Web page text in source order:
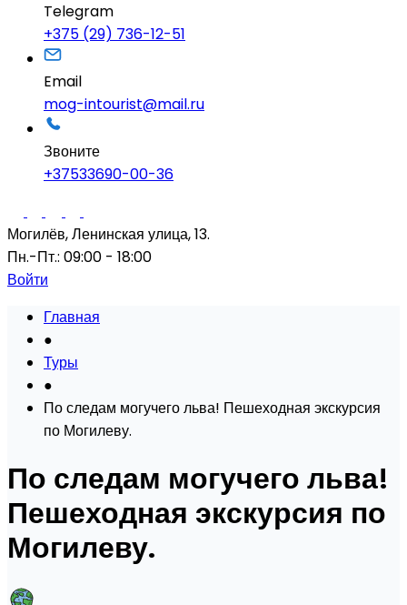
Telegram
+375 (29) 736-12-51
Email
mog-intourist@mail.ru
Звоните
+37533690-00-36
Могилёв, Ленинская улица, 13.
Пн.-Пт.: 09:00 - 18:00
Войти
Главная
●
Туры
●
По следам могучего льва! Пешеходная экскурсия
по Могилеву.
По следам могучего льва!
Пешеходная экскурсия по
Могилеву.